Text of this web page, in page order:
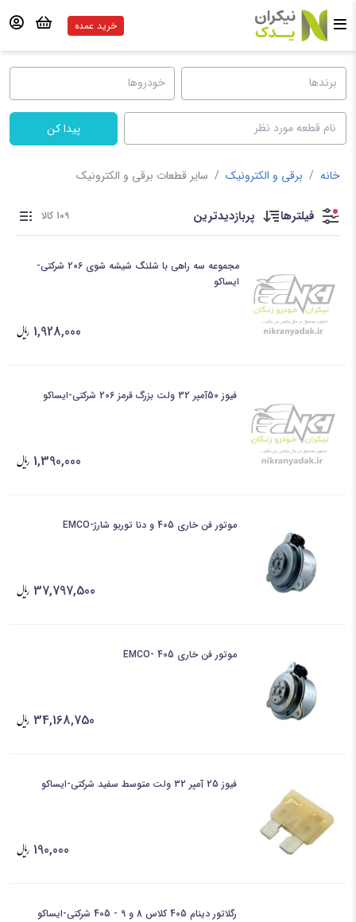
خرید عمده
پیدا کن
خانه / برقی و الکترونیک / سایر قطعات برقی و الکترونیک
فیلترها پربازدیدترین 109 کالا
مجموعه سه راهی با شلنگ شیشه شوی 206 شرکتی-
ایساکو
1,928,000
فیوز 50آمپر 32 ولت بزرگ قرمز 206 شرکتی-ایساکو
1,390,000
موتور فن خاری 405 و دنا توربو شارژ-EMCO
37,797,500
موتور فن خاری 405 -EMCO
34,168,750
فیوز 25 آمپر 32 ولت متوسط سفید شرکتی-ایساکو
190,000
رگلاتور دینام 405 کلاس 8 و 9 - 405 شرکتی-ایساکو